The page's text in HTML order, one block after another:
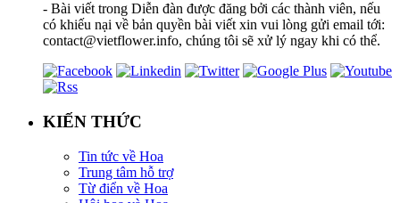
- Bài viết trong Diễn đàn được đăng bởi các thành viên, nếu
có khiếu nại về bản quyền bài viết xin vui lòng gửi email tới:
contact@vietflower.info, chúng tôi sẽ xử lý ngay khi có thể.
KIẾN THỨC
Tin tức về Hoa
Trung tâm hỗ trợ
Từ điển về Hoa